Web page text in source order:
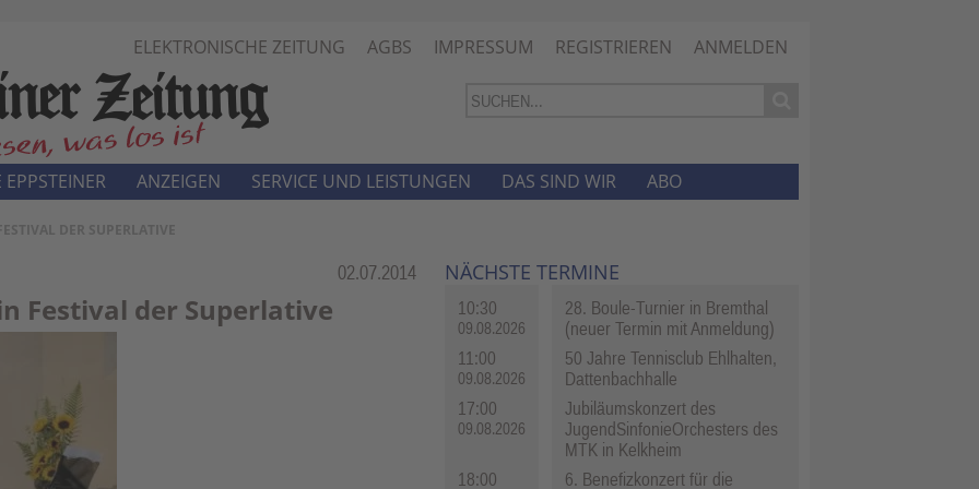
ELEKTRONISCHE ZEITUNG AGBS IMPRESSUM REGISTRIEREN ANMELDEN
DER SUPERLATIVE
Rubrik:
02.07.2014
Festival der Superlative
NÄCHSTE TERMINE
10:30
09.08.2026
28. Boule-Turnier in Bremthal
(neuer Termin mit Anmeldung)
11:00
09.08.2026
50 Jahre Tennisclub Ehlhalten,
Dattenbachhalle
17:00
09.08.2026
Jubiläumskonzert des
JugendSinfonieOrchesters des
MTK in Kelkheim
18:00
6. Benefizkonzert für die
EPPSTEINER ANZEIGEN SERVICE UND LEISTUNGEN DAS SIND WIR ABO